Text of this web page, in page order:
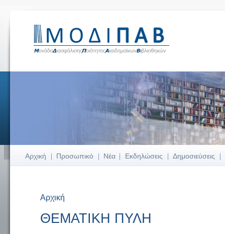
Αρχική Προσωπικό Νέα Εκδηλώσεις Δημοσιεύσεις
Είστε εδώ
Αρχική
ΘΕΜΑΤΙΚΗ ΠΥΛΗ